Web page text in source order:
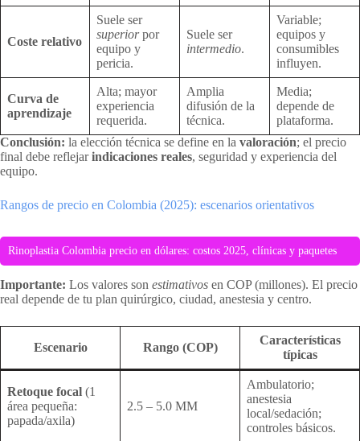
Coste relativo
Suele ser
superiorpor
equipo y
pericia.
Suele ser
intermedio.
Variable;
equipos y
consumibles
influyen.
Curva de
aprendizaje
Alta; mayor
experiencia
requerida.
Amplia
difusión de la
técnica.
Media;
depende de
plataforma.
Conclusión: la elección técnica se define en la valoración; el precio
final debe reflejarindicaciones reales, seguridad y experiencia del
equipo.
Rangos de precio en Colombia (2025): escenarios orientativos
Rinoplastia Colombia precio en dólares: costos 2025, clínicas y paquetes
Importante: Los valores son estimativos en COP (millones). El precio
real depende de tu plan quirúrgico, ciudad, anestesia y centro.
Escenario Rango (COP)
Características
típicas
Retoque focal (1
área pequeña:
papada/axila)
2.5 – 5.0 MM
Ambulatorio;
anestesia
local/sedación;
controles básicos.